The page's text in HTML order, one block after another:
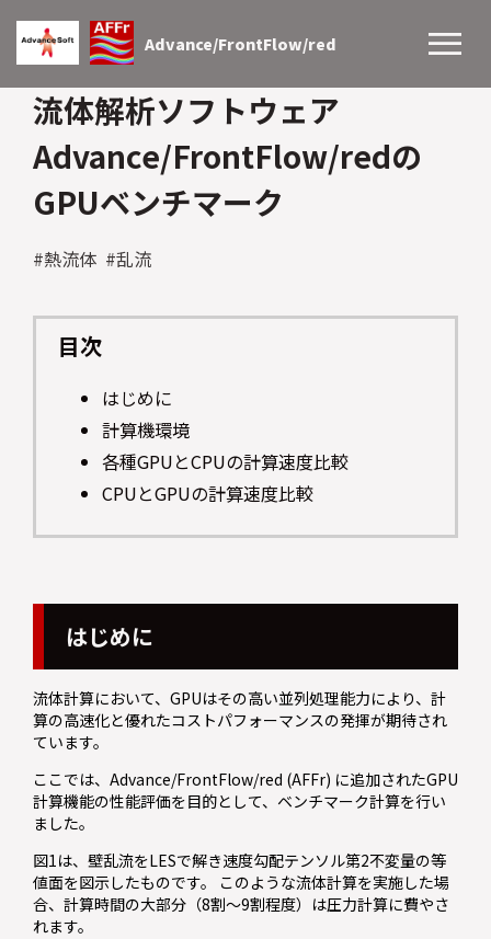
Advance/FrontFlow/red
流体解析ソフトウェア
Advance/FrontFlow/redの
GPUベンチマーク
#熱流体 #乱流
目次
はじめに
計算機環境
各種GPUとCPUの計算速度比較
CPUとGPUの計算速度比較
はじめに
流体計算において、GPUはその高い並列処理能力により、計
算の高速化と優れたコストパフォーマンスの発揮が期待され
ています。
ここでは、Advance/FrontFlow/red (AFFr) に追加されたGPU
計算機能の性能評価を目的として、ベンチマーク計算を行い
ました。
図1は、壁乱流をLESで解き速度勾配テンソル第2不変量の等
値面を図示したものです。 このような流体計算を実施した場
合、計算時間の大部分（8割〜9割程度）は圧力計算に費やさ
れます。